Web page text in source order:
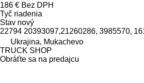
186 € Bez DPH
Tyč riadenia
Stav nový
22794 20393097,21260286, 3985570,
Ukrajina, Mukachevo
TRUCK SHOP
Obráťte sa na predajcu